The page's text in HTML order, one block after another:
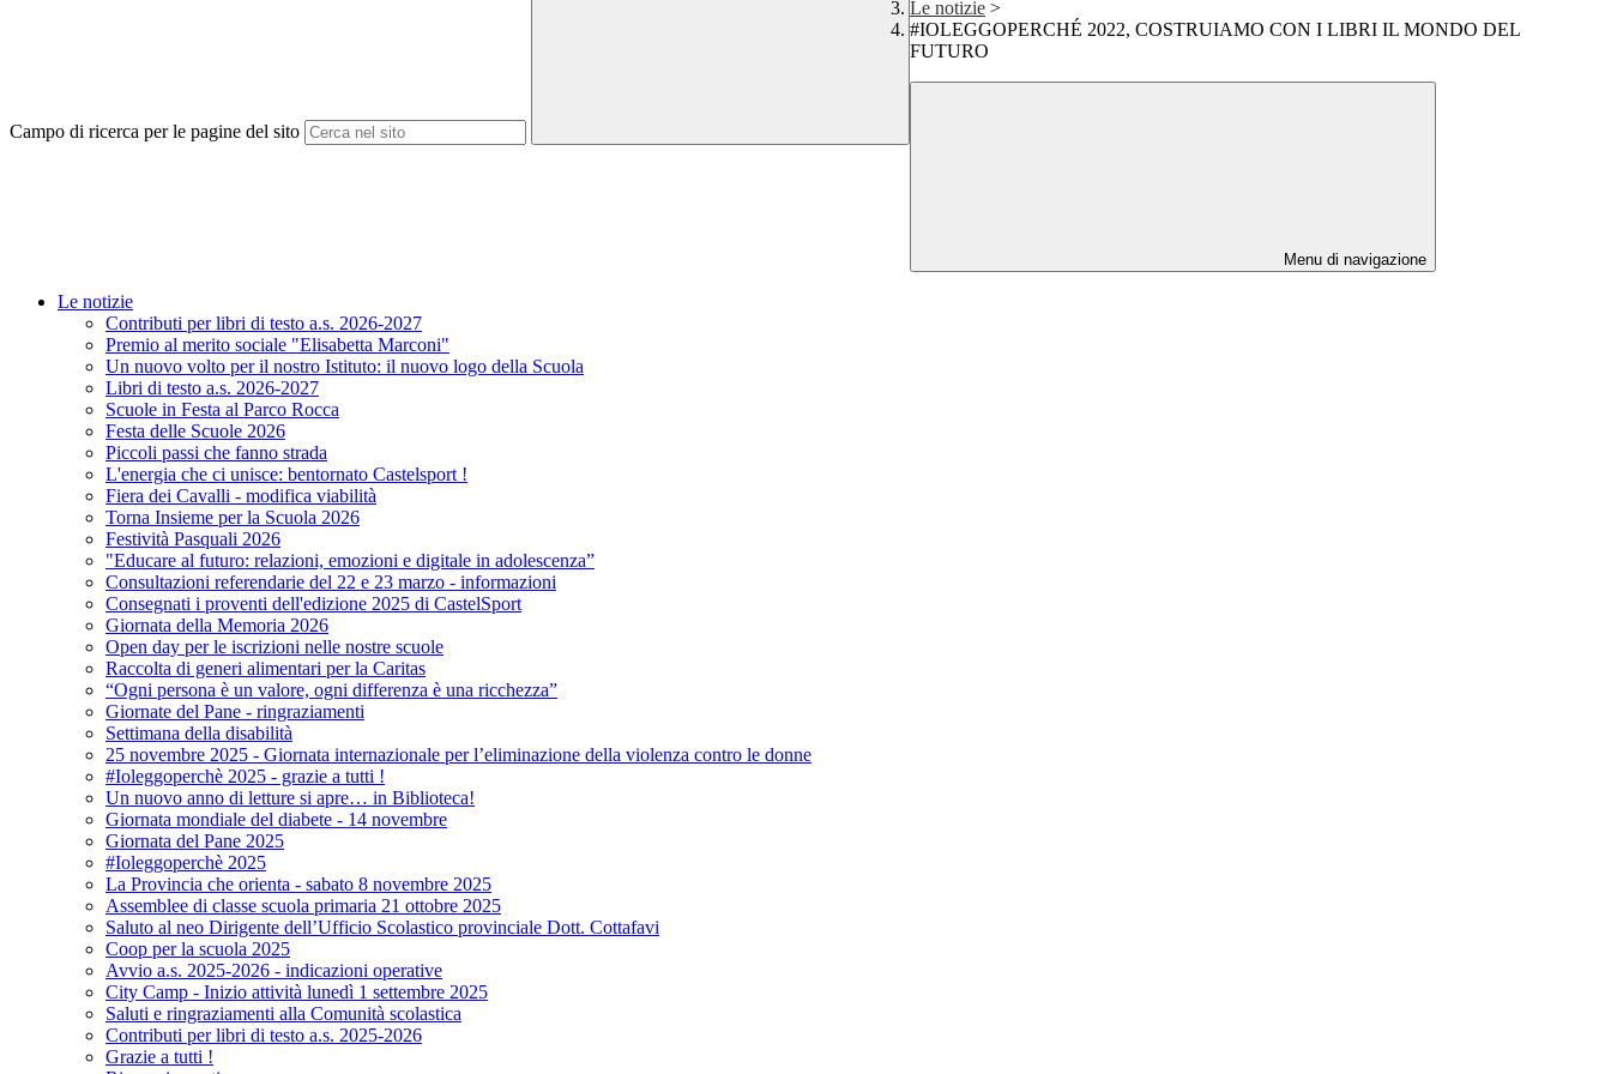
Campo di ricerca per le pagine del sito
Le notizie >
#IOLEGGOPERCHÉ 2022, COSTRUIAMO CON I LIBRI IL MONDO DEL
FUTURO
Menu di navigazione
Le notizie
Contributi per libri di testo a.s. 2026-2027
Premio al merito sociale "Elisabetta Marconi"
Un nuovo volto per il nostro Istituto: il nuovo logo della Scuola
Libri di testo a.s. 2026-2027
Scuole in Festa al Parco Rocca
Festa delle Scuole 2026
Piccoli passi che fanno strada
L'energia che ci unisce: bentornato Castelsport !
Fiera dei Cavalli - modifica viabilità
Torna Insieme per la Scuola 2026
Festività Pasquali 2026
"Educare al futuro: relazioni, emozioni e digitale in adolescenza”
Consultazioni referendarie del 22 e 23 marzo - informazioni
Consegnati i proventi dell'edizione 2025 di CastelSport
Giornata della Memoria 2026
Open day per le iscrizioni nelle nostre scuole
Raccolta di generi alimentari per la Caritas
“Ogni persona è un valore, ogni differenza è una ricchezza”
Giornate del Pane - ringraziamenti
Settimana della disabilità
25 novembre 2025 - Giornata internazionale per l’eliminazione della violenza contro le donne
#Ioleggoperchè 2025 - grazie a tutti !
Un nuovo anno di letture si apre… in Biblioteca!
Giornata mondiale del diabete - 14 novembre
Giornata del Pane 2025
#Ioleggoperchè 2025
La Provincia che orienta - sabato 8 novembre 2025
Assemblee di classe scuola primaria 21 ottobre 2025
Saluto al neo Dirigente dell’Ufficio Scolastico provinciale Dott. Cottafavi
Coop per la scuola 2025
Avvio a.s. 2025-2026 - indicazioni operative
City Camp - Inizio attività lunedì 1 settembre 2025
Saluti e ringraziamenti alla Comunità scolastica
Contributi per libri di testo a.s. 2025-2026
Grazie a tutti !